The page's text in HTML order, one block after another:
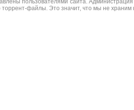
пользователями сайта. Администрация
торрент-файлы. Это значит, что мы не